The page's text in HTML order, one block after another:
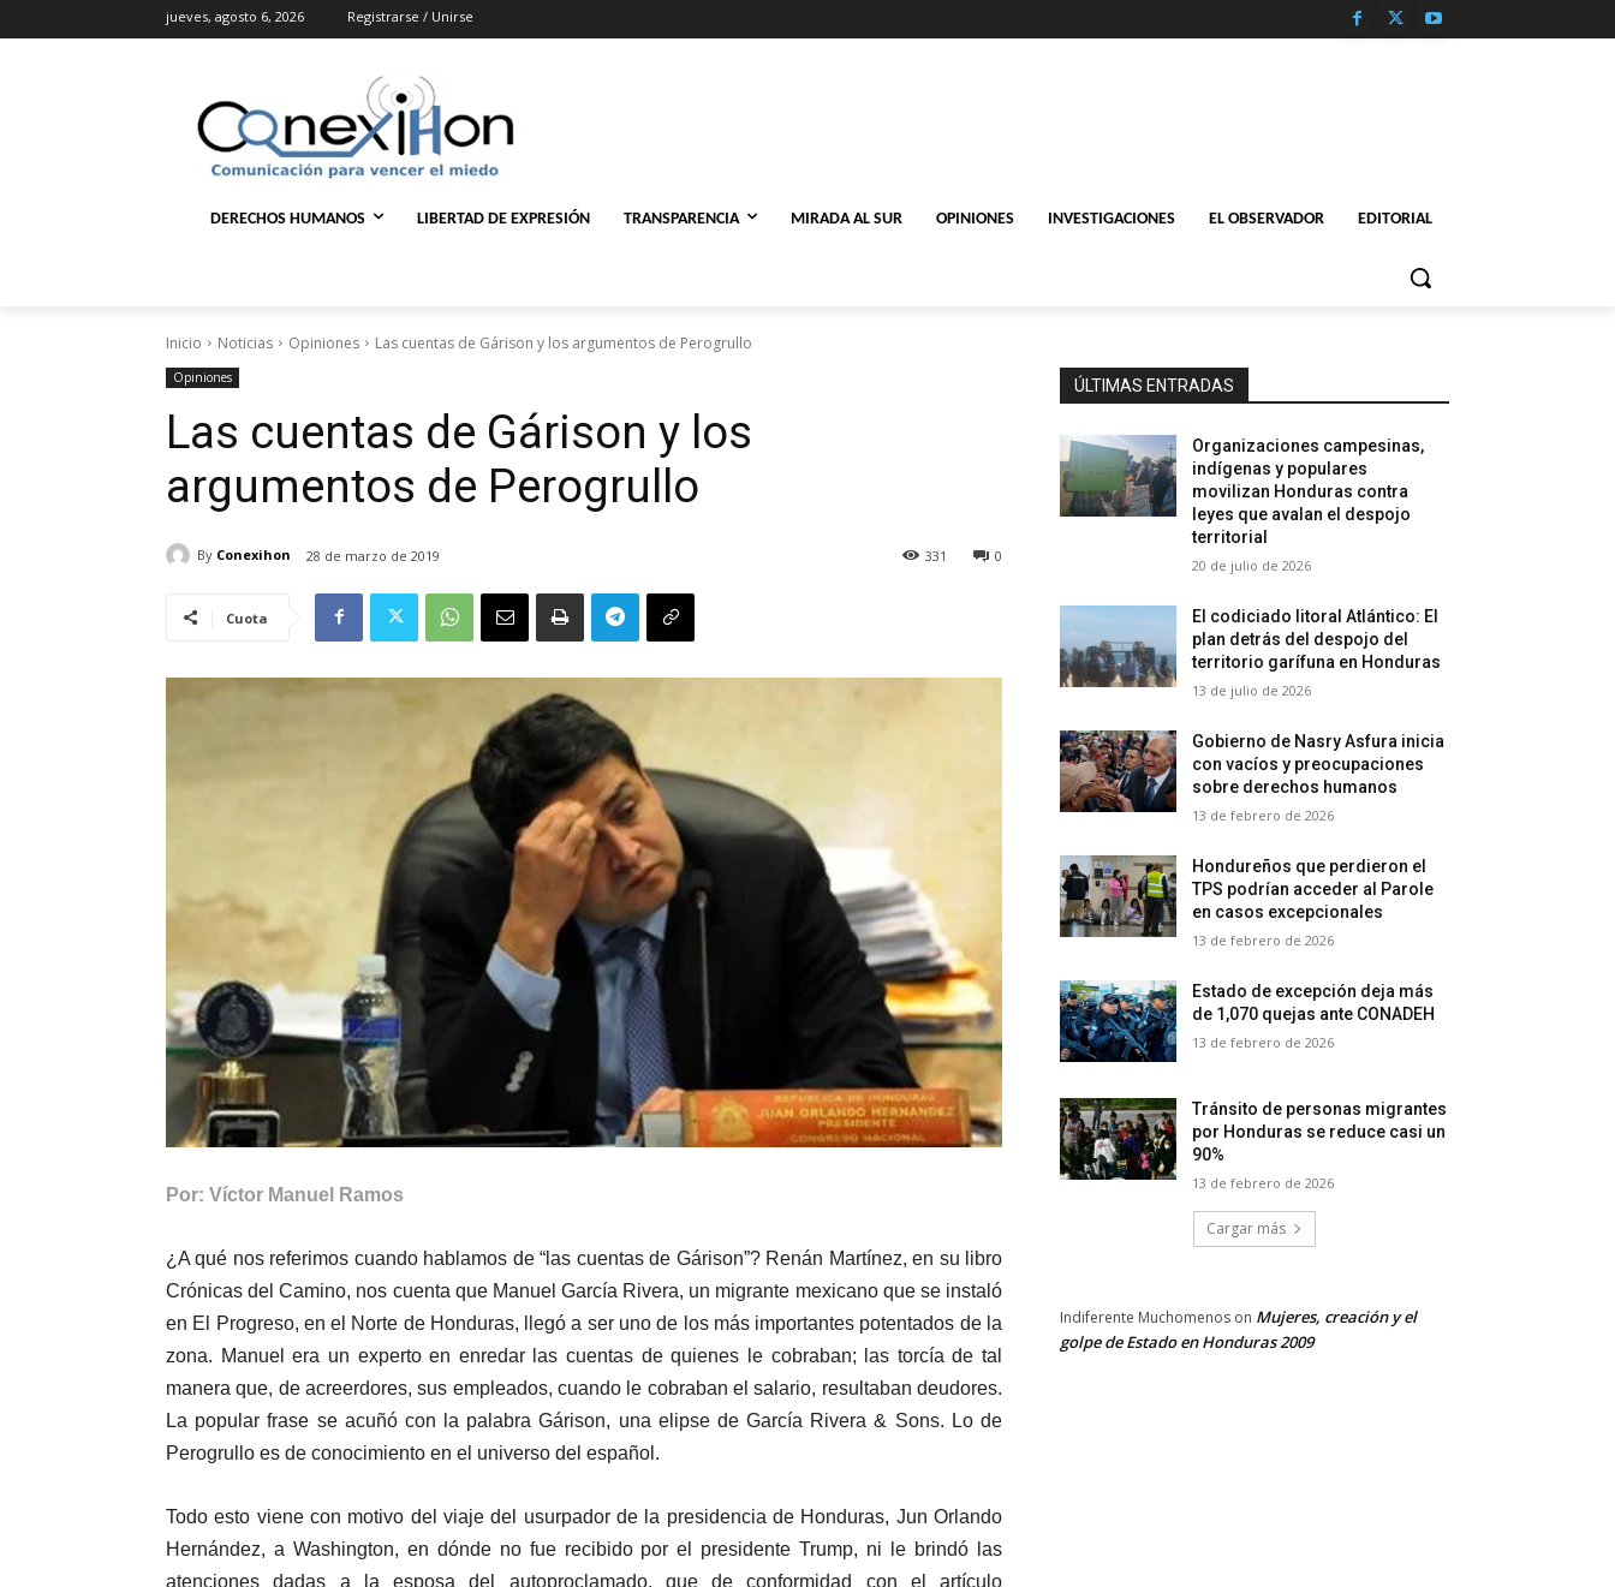
jueves, agosto 6, 2026 Registrarse / Unirse
DERECHOS HUMANOS LIBERTAD DE EXPRESIÓN TRANSPARENCIA MIRADA AL SUR OPINIONES INVESTIGACIONES EL OBSERVADOR EDITORIAL
Inicio Noticias Opiniones Las cuentas de Gárison y los argumentos de Perogrullo
Opiniones
Las cuentas de Gárison y los
argumentos de Perogrullo
By Conexihon 28 de marzo de 2019 0
331
Cuota
Por: Víctor Manuel Ramos
¿A qué nos referimos cuando hablamos de “las cuentas de Gárison”? Renán Martínez, en su libro
Crónicas del Camino, nos cuenta que Manuel García Rivera, un migrante mexicano que se instaló
en El Progreso, en el Norte de Honduras, llegó a ser uno de los más importantes potentados de la
zona. Manuel era un experto en enredar las cuentas de quienes le cobraban; las torcía de tal
manera que, de acreerdores, sus empleados, cuando le cobraban el salario, resultaban deudores.
La popular frase se acuñó con la palabra Gárison, una elipse de García Rivera & Sons. Lo de
Perogrullo es de conocimiento en el universo del español.
Todo esto viene con motivo del viaje del usurpador de la presidencia de Honduras, Jun Orlando
Hernández, a Washington, en dónde no fue recibido por el presidente Trump, ni le brindó las
atenciones dadas a la esposa del autoproclamado, que de conformidad con el artículo
ÚLTIMAS ENTRADAS
Organizaciones campesinas,
indígenas y populares
movilizan Honduras contra
leyes que avalan el despojo
territorial
20 de julio de 2026
El codiciado litoral Atlántico: El
plan detrás del despojo del
territorio garífuna en Honduras
13 de julio de 2026
Gobierno de Nasry Asfura inicia
con vacíos y preocupaciones
sobre derechos humanos
13 de febrero de 2026
Hondureños que perdieron el
TPS podrían acceder al Parole
en casos excepcionales
13 de febrero de 2026
Estado de excepción deja más
de 1,070 quejas ante CONADEH
13 de febrero de 2026
Tránsito de personas migrantes
por Honduras se reduce casi un
90%
13 de febrero de 2026
Cargar más
Indiferente Muchomenos on Mujeres, creación y el
golpe de Estado en Honduras 2009